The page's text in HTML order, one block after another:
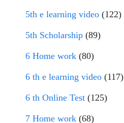
5th e learning video (122)
5th Scholarship (89)
6 Home work (80)
6 th e learning video (117)
6 th Online Test (125)
7 Home work (68)